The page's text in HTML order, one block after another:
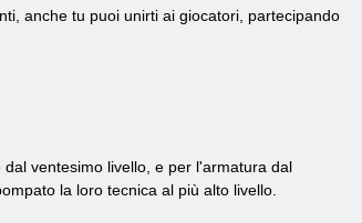
anche tu puoi unirti ai giocatori, partecipando
ventesimo livello, e per l'armatura dal
la loro tecnica al più alto livello.